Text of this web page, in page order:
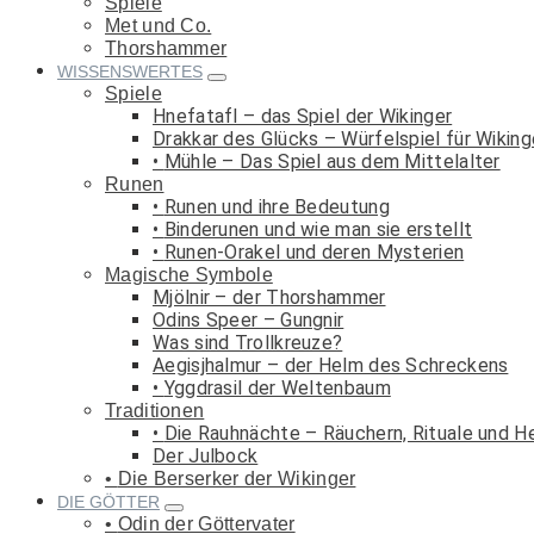
Met und Co.
Thorshammer
WISSENSWERTES
Spiele
Hnefatafl – das Spiel der Wikinger
Drakkar des Glücks – Würfelspiel für
Mühle – Das Spiel aus dem Mittelalter
Runen
Runen und ihre Bedeutung
Binderunen und wie man sie erstellt
Runen-Orakel und deren Mysterien
Magische Symbole
Mjölnir – der Thorshammer
Odins Speer – Gungnir
Was sind Trollkreuze?
Aegisjhalmur – der Helm des Schreckens
Yggdrasil der Weltenbaum
Traditionen
Die Rauhnächte – Räuchern, Rituale und
Der Julbock
Die Berserker der Wikinger
DIE GÖTTER
Odin der Göttervater